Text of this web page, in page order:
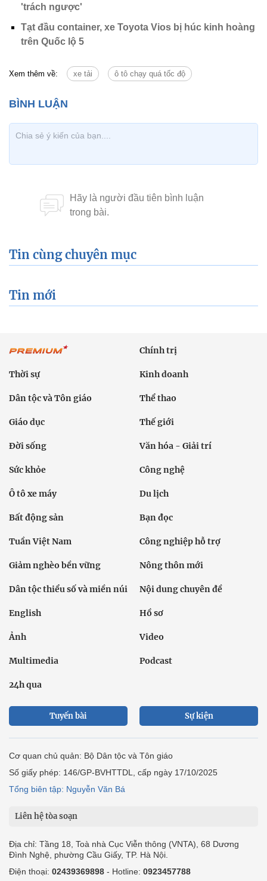
'trách ngược'
Tạt đầu container, xe Toyota Vios bị húc kinh hoàng
trên Quốc lộ 5
Xem thêm về: xe tải ô tô chạy quá tốc độ
Tin cùng chuyên mục
Tin mới
Chính trị
Thời sự Kinh doanh
Dân tộc và Tôn giáo Thể thao
Giáo dục Thế giới
Đời sống Văn hóa - Giải trí
Sức khỏe Công nghệ
Ô tô xe máy Du lịch
Bất động sản Bạn đọc
Tuần Việt Nam Công nghiệp hỗ trợ
Giảm nghèo bền vững Nông thôn mới
Dân tộc thiểu số và miền núi Nội dung chuyên đề
English Hồ sơ
Ảnh Video
Multimedia Podcast
24h qua
Tuyến bài Sự kiện
Cơ quan chủ quản: Bộ Dân tộc và Tôn giáo
Số giấy phép: 146/GP-BVHTTDL, cấp ngày 17/10/2025
Tổng biên tập: Nguyễn Văn Bá
Liên hệ tòa soạn
Địa chỉ: Tầng 18, Toà nhà Cục Viễn thông (VNTA), 68 Dương
Đình Nghệ, phường Cầu Giấy, TP. Hà Nội.
Điện thoại: 02439369898 - Hotline: 0923457788